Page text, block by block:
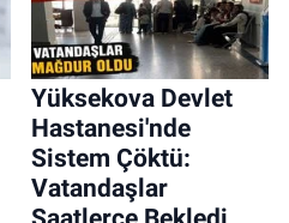
Yüksekova Devlet
Hastanesi'nde
Sistem Çöktü:
Vatandaşlar